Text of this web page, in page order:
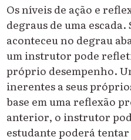
Os níveis de ação e
degraus de uma
aconteceu no degrau
um instrutor pode
próprio desempenho.
inerentes a seus
base em uma reflexão
anterior, o instrutor
estudante poderá